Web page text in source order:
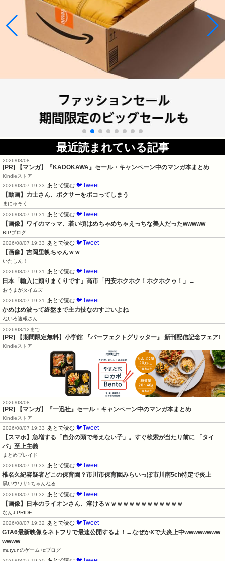
最近読まれている記事
2026/08/08
[PR] 【マンガ】『KADOKAWA』セール・キャンペーン中のマンガ本まとめ
Kindleストア
2026/08/07 19:33 あとで読む 🐦Tweet
【動画】力士さん、ボクサーをボコってしまう
まにゅそく
2026/08/07 19:31 あとで読む 🐦Tweet
【画像】ワイのマッマ、若い頃はめちゃめちゃえっちな美人だったwwwww
BIPブログ
2026/08/07 19:33 あとで読む 🐦Tweet
【画像】吉岡里帆ちゃんｗｗ
いたしん！
2026/08/07 19:31 あとで読む 🐦Tweet
日本「輸入に頼りまくりです」高市「円安ホクホク！ホクホクゥ！」←
おうまがタイムズ
2026/08/07 19:31 あとで読む 🐦Tweet
かめはめ波って終盤まで主力技なのすごいよね
ねいろ速報さん
2026/08/12まで
[PR] 【期間限定無料】小学館 『パーフェクトグリッター』 新刊配信記念フェア!
Kindleストア
2026/08/08
[PR] 【マンガ】『一迅社』セール・キャンペーン中のマンガ本まとめ
Kindleストア
2026/08/07 19:33 あとで読む 🐦Tweet
【スマホ】急増する「自分の頭で考えない子」。すぐ検索が当たり前に 「タイ
パ」至上主義
まとめブレイド
2026/08/07 19:33 あとで読む 🐦Tweet
椎名久紀容疑者どこの保育園？市川市保育園みらいっぽ市川南5ch特定で炎上
黒いウワサ5ちゃんねる
2026/08/07 19:32 あとで読む 🐦Tweet
【画像】日本のライオンさん、溶けるｗｗｗｗｗｗｗｗｗｗｗｗｗ
なんJ PRIDE
2026/08/07 19:32 あとで読む 🐦Tweet
GTA6最新映像をネトフリで最速公開するよ！→なぜかXで大炎上中wwwwwwww
wwww
mutyunのゲーム+αブログ